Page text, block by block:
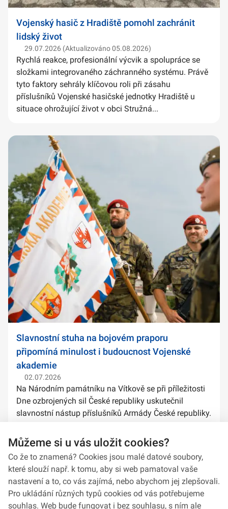
Vojenský hasič z Hradiště pomohl zachránit
lidský život
29.07.2026 (Aktualizováno 05.08.2026)
Rychlá reakce, profesionální výcvik a spolupráce se
složkami integrovaného záchranného systému. Právě
tyto faktory sehrály klíčovou roli při zásahu
příslušníků Vojenské hasičské jednotky Hradiště u
situace ohrožující život v obci Stružná...
Slavnostní stuha na bojovém praporu
připomíná minulost i budoucnost Vojenské
akademie
02.07.2026
Na Národním památníku na Vítkově se při příležitosti
Dne ozbrojených sil České republiky uskutečnil
slavnostní nástup příslušníků Armády České republiky.
stuh na bojové prapory vybranýc...
Můžeme si u vás uložit cookies?
Co že to znamená? Cookies jsou malé datové soubory,
které slouží např. k tomu, aby si web pamatoval vaše
nastavení a to, co vás zajímá, nebo abychom jej zlepšovali.
Pro ukládání různých typů cookies od vás potřebujeme
souhlas. Web bude fungovat i bez souhlasu, s ním ale